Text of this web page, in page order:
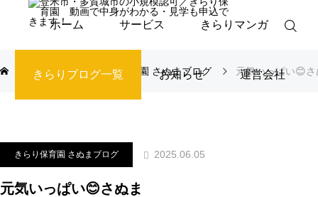
ホーム サービス きらりマンガ
きらりブログ一覧 お知らせ 運営会社
ブログ きらり保育園 さぬまブログ 元気いっぱい😊さ
きらり保育園 さぬまブログ 2025.06.05
元気いっぱい😊さぬま